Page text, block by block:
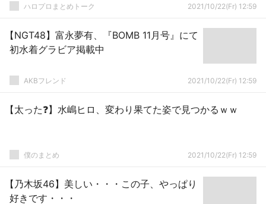
ハロプロまとめトーク 2021/10/22(Fr) 12:59
【NGT48】富永夢有、『BOMB 11月号』にて
初水着グラビア掲載中
AKBフレンド 2021/10/22(Fr) 12:59
【太った❓】水嶋ヒロ、変わり果てた姿で見つかるｗｗ
僕のまとめ 2021/10/22(Fr) 12:59
【乃木坂46】美しい・・・この子、やっぱり
好きです・・・